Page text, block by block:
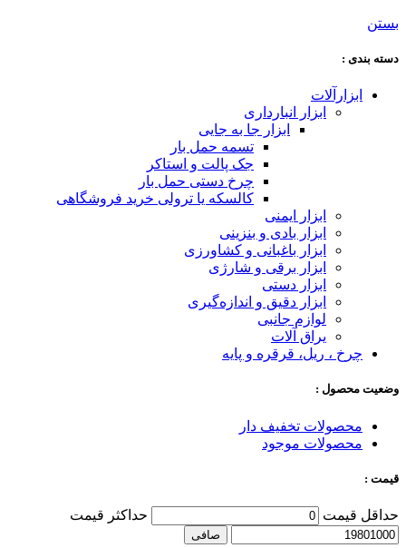
بستن
دسته‌ بندی :
ابزارآلات
ابزار انبارداری
ابزار جا به جایی
تسمه حمل بار
جک پالت و استاکر
چرخ دستی حمل بار
کالسکه یا ترولی خرید فروشگاهی
ابزار ایمنی
ابزار بادی و بنزینی
ابزار باغبانی و کشاورزی
ابزار برقی و شارژی
ابزار دستی
ابزار دقیق و اندازه‌گیری
لوازم جانبی
یراق آلات
چرخ ، ریل، قرقره و پایه
وضعیت محصول :
محصولات تخفیف دار
محصولات موجود
قیمت :
حداقل قیمت حداكثر قيمت
صافی